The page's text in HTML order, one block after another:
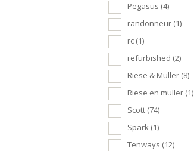
Pegasus (4)
randonneur (1)
rc (1)
refurbished (2)
Riese & Muller (8)
Riese en muller (1)
Scott (74)
Spark (1)
Tenways (12)